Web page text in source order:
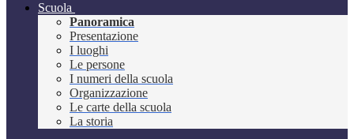
Scuola
Panoramica
Presentazione
I luoghi
Le persone
I numeri della scuola
Organizzazione
Le carte della scuola
La storia